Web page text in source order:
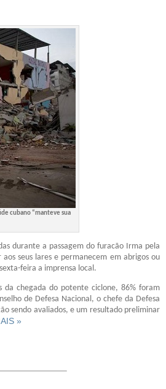
cubano “manteve sua
durante a passagem do furacão Irma pela
seus lares e permanecem em abrigos ou
feira a imprensa local.
da chegada do potente ciclone, 86% foram
de Defesa Nacional, o chefe da Defesa
sendo avaliados, e um resultado preliminar
»